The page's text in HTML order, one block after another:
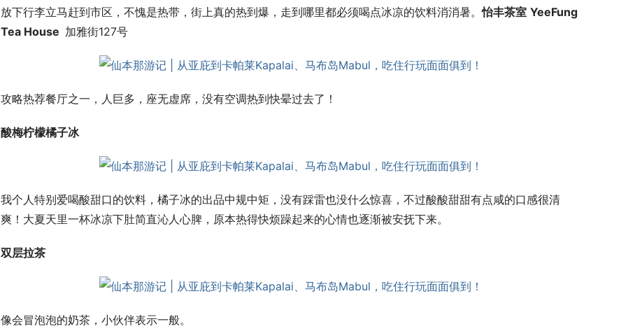
放下行李立马赶到市区，不愧是热带，街上真的热到爆，走到哪里都必须喝点冰凉的饮料消消暑。怡丰茶室 YeeFung
Tea House 加雅街127号
攻略热荐餐厅之一，人巨多，座无虚席，没有空调热到快晕过去了！
酸梅柠檬橘子冰
我个人特别爱喝酸甜口的饮料，橘子冰的出品中规中矩，没有踩雷也没什么惊喜，不过酸酸甜甜有点咸的口感很清
爽！大夏天里一杯冰凉下肚简直沁人心脾，原本热得快烦躁起来的心情也逐渐被安抚下来。
双层拉茶
像会冒泡泡的奶茶，小伙伴表示一般。